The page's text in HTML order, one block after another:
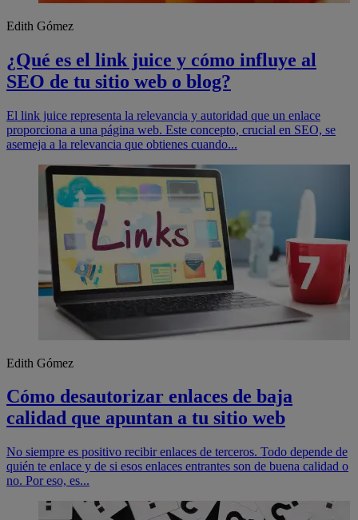
Edith Gómez
¿Qué es el link juice y cómo influye al
SEO de tu sitio web o blog?
El link juice representa la relevancia y autoridad que un enlace
proporciona a una página web. Este concepto, crucial en SEO, se
asemeja a la relevancia que obtienes cuando...
Edith Gómez
Cómo desautorizar enlaces de baja
calidad que apuntan a tu sitio web
No siempre es positivo recibir enlaces de terceros. Todo depende de
quién te enlace y de si esos enlaces entrantes son de buena calidad o
no. Por eso, es...